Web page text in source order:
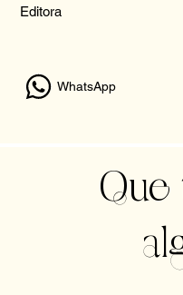
Editora
WhatsApp
Que